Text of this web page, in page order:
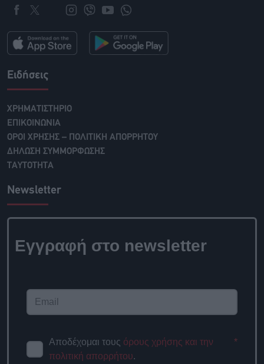
Ειδήσεις
ΧΡΗΜΑΤΙΣΤΗΡΙΟ
ΕΠΙΚΟΙΝΩΝΙΑ
ΟΡΟΙ ΧΡΗΣΗΣ – ΠΟΛΙΤΙΚΗ ΑΠΟΡΡΗΤΟΥ
ΔΗΛΩΣΗ ΣΥΜΜΟΡΦΩΣΗΣ
ΤΑΥΤΟΤΗΤΑ
Newsletter
Εγγραφή στο newsletter
Αποδέχομαι τους όρους χρήσης και την
πολιτική απορρήτου.
*